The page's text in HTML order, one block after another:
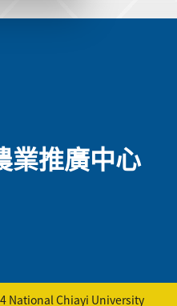
業推廣中心
National Chiayi University